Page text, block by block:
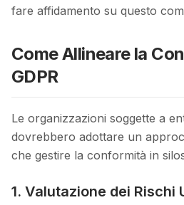
fare affidamento su questo
Come Allineare la
GDPR
Le organizzazioni soggette a
dovrebbero adottare un
che gestire la conformità in
1. Valutazione dei Rischi